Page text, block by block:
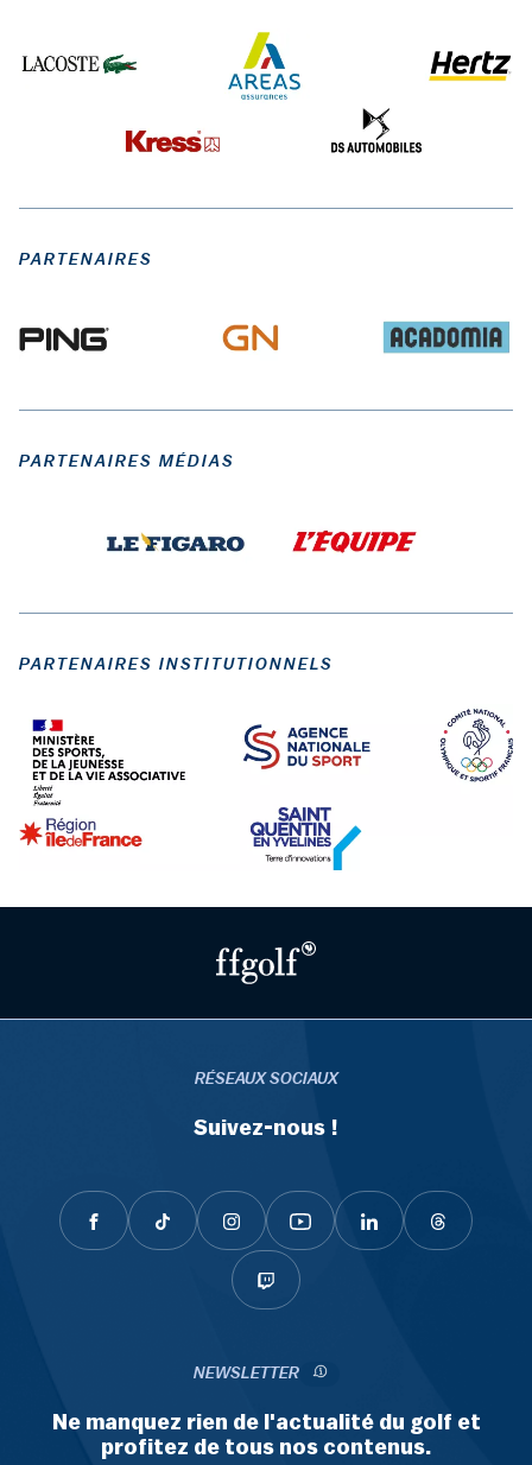
PARTENAIRES
PARTENAIRES MÉDIAS
PARTENAIRES INSTITUTIONNELS
RÉSEAUX SOCIAUX
Suivez-nous !
NEWSLETTER
Ne manquez rien de l'actualité du golf et
profitez de tous nos contenus.